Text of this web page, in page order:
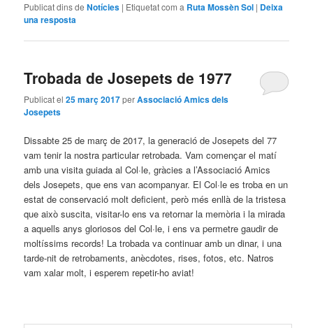
Publicat dins de Notícies | Etiquetat com a Ruta Mossèn Sol | Deixa
una resposta
Trobada de Josepets de 1977
Publicat el25 març 2017perAssociació Amics dels
Josepets
Dissabte 25 de març de 2017, la generació de Josepets del 77
vam tenir la nostra particular retrobada. Vam començar el matí
amb una visita guiada al Col·le, gràcies a l’Associació Amics
dels Josepets, que ens van acompanyar. El Col·le es troba en un
estat de conservació molt deficient, però més enllà de la tristesa
que això suscita, visitar-lo ens va retornar la memòria i la mirada
a aquells anys gloriosos del Col·le, i ens va permetre gaudir de
moltíssims records! La trobada va continuar amb un dinar, i una
tarde-nit de retrobaments, anècdotes, rises, fotos, etc. Natros
vam xalar molt, i esperem repetir-ho aviat!